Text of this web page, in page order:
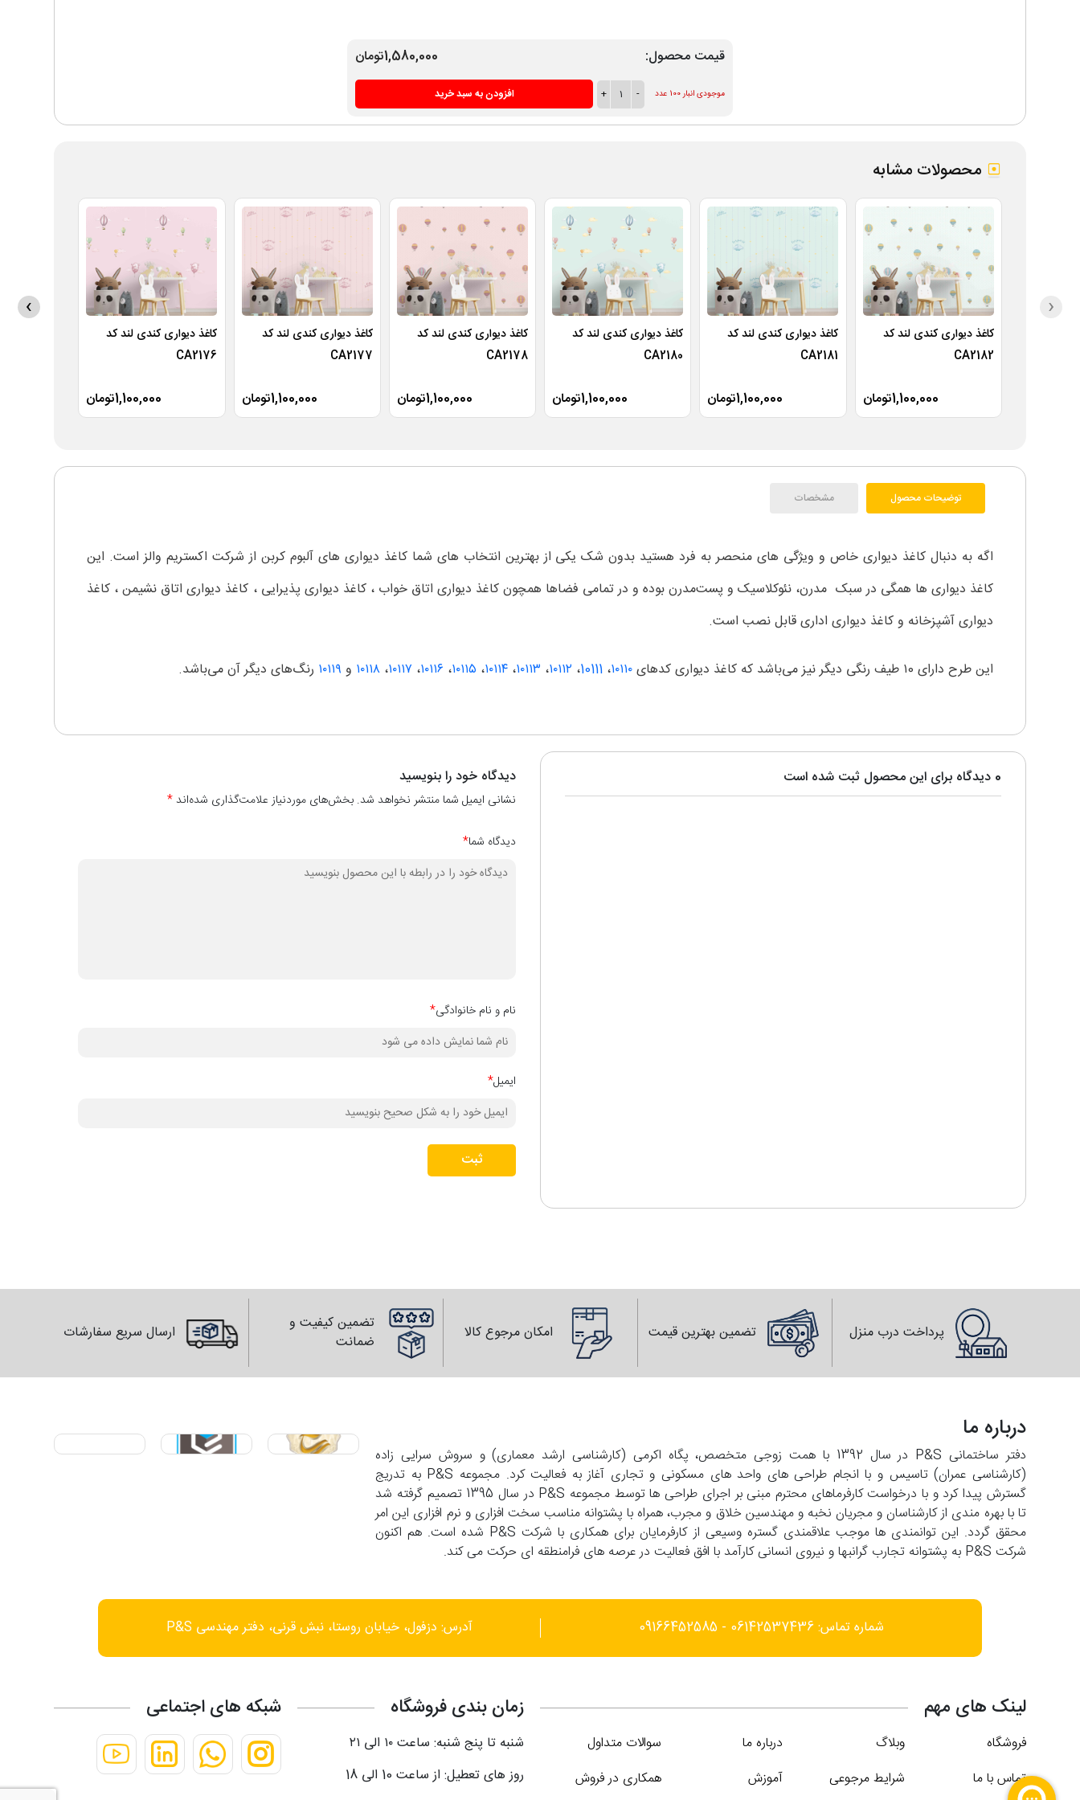
قیمت محصول: 1,580,000تومان
موجودی انبار 100 عدد -
1
+ افزودن به سبد خرید
محصولات مشابه
کاغذ دیواری کندی لند کد
CA2182
1,100,000تومان
کاغذ دیواری کندی لند کد
CA2181
1,100,000تومان
کاغذ دیواری کندی لند کد
CA2180
1,100,000تومان
کاغذ دیواری کندی لند کد
CA2178
1,100,000تومان
کاغذ دیواری کندی لند کد
CA2177
1,100,000تومان
کاغذ دیواری کندی لند کد
CA2176
1,100,000تومان
‹
›
توضیحات محصول مشخصات
اگه به دنبال کاغذ دیواری خاص و ویژگی های منحصر به فرد هستید بدون شک یکی از بهترین انتخاب های شما کاغذ دیواری های آلبوم کربن از شرکت اکستریم والز است. این
کاغذ دیواری ها همگی در سبک مدرن، نئوکلاسیک و پست‌مدرن بوده و در تمامی فضاها همچون کاغذ دیواری اتاق خواب ، کاغذ دیواری پذیرایی ، کاغذ دیواری اتاق نشیمن ، کاغذ
دیواری آشپزخانه و کاغذ دیواری اداری قابل نصب است.
این طرح دارای ۱0 طیف رنگی دیگر نیز می‌باشد که کاغذ دیواری کدهای ۱۰۱۱۰،10111، ۱۰۱۱۲، ۱۰۱۱۳،۱۰۱۱۴، ۱۰۱۱۵، ۱۰۱۱۶، ۱۰۱۱۷،۱۰۱۱۸ و ۱۰۱۱۹ رنگ‌های دیگر آن می‌باشد.
0 دیدگاه برای این محصول ثبت شده است دیدگاه خود را بنویسید
نشانی ایمیل شما منتشر نخواهد شد. بخش‌های موردنیاز علامت‌گذاری شده‌اند*
دیدگاه شما*
نام و نام خانوادگی*
ایمیل*
ثبت
پرداخت درب منزل تضمین بهترین قیمت امکان مرجوع کالا
تضمین کیفیت و
ضمانت
ارسال سریع سفارشات
درباره ما
دفتر ساختمانی P&S در سال 1392 با همت زوجی متخصص، پگاه اکرمی (کارشناسی ارشد معماری) و سروش سرایی زاده
(کارشناسی عمران) تاسیس و با انجام طراحی های واحد های مسکونی و تجاری آغاز به فعالیت کرد. مجموعه P&S به تدریج
گسترش پیدا کرد و با درخواست کارفرماهای محترم مبنی بر اجرای طراحی ها توسط مجموعه P&S در سال 1395 تصمیم گرفته شد
تا با بهره مندی از کارشناسان و مجریان نخبه و مهندسین خلاق و مجرب، همراه با پشتوانه مناسب سخت افزاری و نرم افزاری این امر
محقق گردد. این توانمندی ها موجب علاقمندی گستره وسیعی از کارفرمایان برای همکاری با شرکت P&S شده است. هم اکنون
شرکت P&S به پشتوانه تجارب گرانبها و نیروی انسانی کارآمد با افق فعالیت در عرصه های فرامنطقه ای حرکت می کند.
شماره تماس: 06142537436 - 09166452585 آدرس: دزفول، خیابان روستا، نبش قرنی، دفتر مهندسی P&S
لینک های مهم
فروشگاه وبلاگ درباره ما
سوالات متداول
تماس با ما
شرایط مرجوعی آموزش همکاری در فروش
زمان بندی فروشگاه
شنبه تا پنج شنبه: ساعت ۱۰ الی ۲۱
روز های تعطیل: از ساعت 10 الی 18
شبکه های اجتماعی